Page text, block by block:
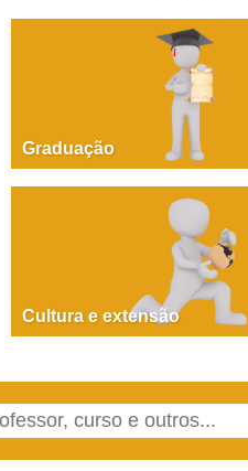
Dire,
Graduação
Cultura e extensão